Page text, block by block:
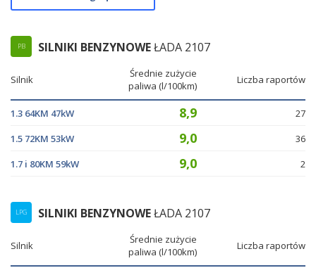
PB SILNIKI BENZYNOWEŁADA 2107
Silnik
Średnie zużycie
paliwa (l/100km)
Liczba raportów
1.3 64KM 47kW 8,9
27
1.5 72KM 53kW
9,0
36
1.7 i 80KM 59kW
9,0 2
LPG SILNIKI BENZYNOWEŁADA 2107
Silnik
Średnie zużycie
paliwa (l/100km)
Liczba raportów